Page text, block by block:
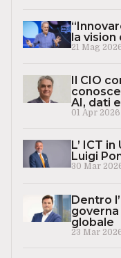
la vision
21 Mag
Il CIO
AI, dati
01 Apr 2026
L’ ICT
Luigi
30 Mar
Dentro
globale
23 Mar